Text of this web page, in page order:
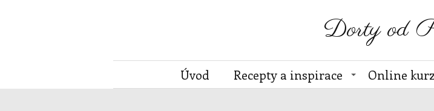
Dorty od
Úvod Recepty a inspirace Online